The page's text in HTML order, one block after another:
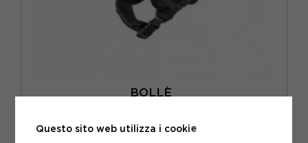
BOLLÈ
ACQUISTA
Questo sito web utilizza i cookie